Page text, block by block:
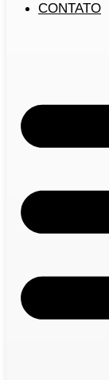
CONTATO